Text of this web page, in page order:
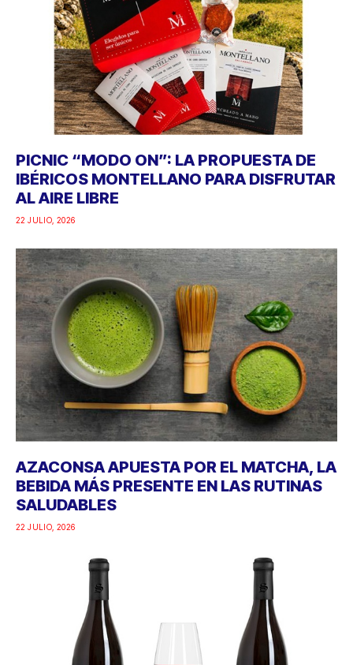
PICNIC “MODO ON”: LA PROPUESTA DE
IBÉRICOS MONTELLANO PARA DISFRUTAR
AL AIRE LIBRE
22 JULIO, 2026
AZACONSA APUESTA POR EL MATCHA, LA
BEBIDA MÁS PRESENTE EN LAS RUTINAS
SALUDABLES
22 JULIO, 2026